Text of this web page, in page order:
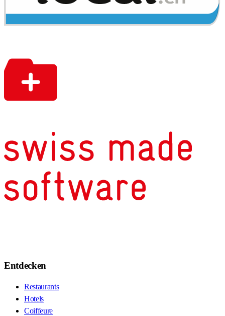
Entdecken
Restaurants
Hotels
Coiffeure